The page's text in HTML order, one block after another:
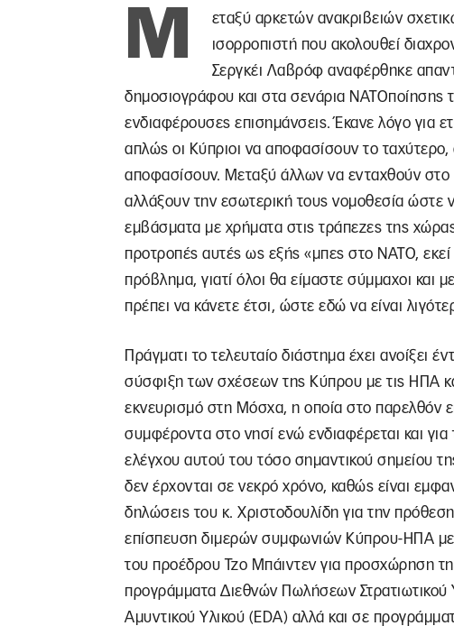
Μ
εταξύ αρκετών ανακριβειών
ισορροπιστή που ακολουθεί
Σεργκέι Λαβρόφ αναφέρθηκε
δημοσιογράφου και στα σενάρια
ενδιαφέρουσες επισημάνσεις. Έκανε λόγο για
απλώς οι Κύπριοι να αποφασίσουν το
αποφασίσουν. Μεταξύ άλλων να ενταχθούν
αλλάξουν την εσωτερική τους νομοθεσία ώστε
εμβάσματα με χρήματα στις τράπεζες της
προτροπές αυτές ως εξής «μπες στο ΝΑΤΟ,
πρόβλημα, γιατί όλοι θα είμαστε σύμμαχοι και
πρέπει να κάνετε έτσι, ώστε εδώ να είναι
Πράγματι το τελευταίο διάστημα έχει ανοίξει
σύσφιξη των σχέσεων της Κύπρου με τις ΗΠΑ
εκνευρισμό στη Μόσχα, η οποία στο παρελθόν
συμφέροντα στο νησί ενώ ενδιαφέρεται και
ελέγχου αυτού του τόσο σημαντικού σημείου
δεν έρχονται σε νεκρό χρόνο, καθώς είναι
δηλώσεις του κ. Χριστοδουλίδη για την
επίσπευση διμερών συμφωνιών Κύπρου-ΗΠΑ
του προέδρου Τζο Μπάιντεν για προσχώρηση
προγράμματα Διεθνών Πωλήσεων Στρατιωτικού
Αμυντικού Υλικού (EDA) αλλά και σε